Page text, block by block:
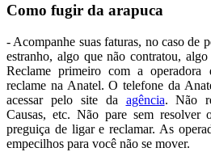
Como fugir da arapuca
- Acompanhe suas faturas, no caso de
estranho, algo que não contratou,
Reclame primeiro com a
reclame na Anatel. O telefone da
acessar pelo site da agência. Não
Causas, etc. Não pare sem resolver
preguiça de ligar e reclamar. As
empecilhos para você não se mover.